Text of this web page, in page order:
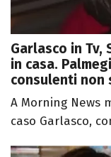
Garlasco in Tv,
in casa.
consulenti non
A Morning News
caso Garlasco,